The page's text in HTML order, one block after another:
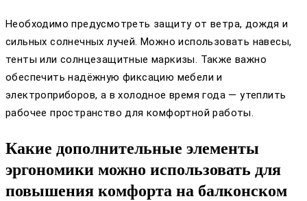
Необходимо предусмотреть защиту от ветра, дождя и
сильных солнечных лучей. Можно использовать навесы,
тенты или солнцезащитные маркизы. Также важно
обеспечить надёжную фиксацию мебели и
электроприборов, а в холодное время года — утеплить
рабочее пространство для комфортной работы.
Какие дополнительные элементы
эргономики можно использовать для
повышения комфорта на балконском